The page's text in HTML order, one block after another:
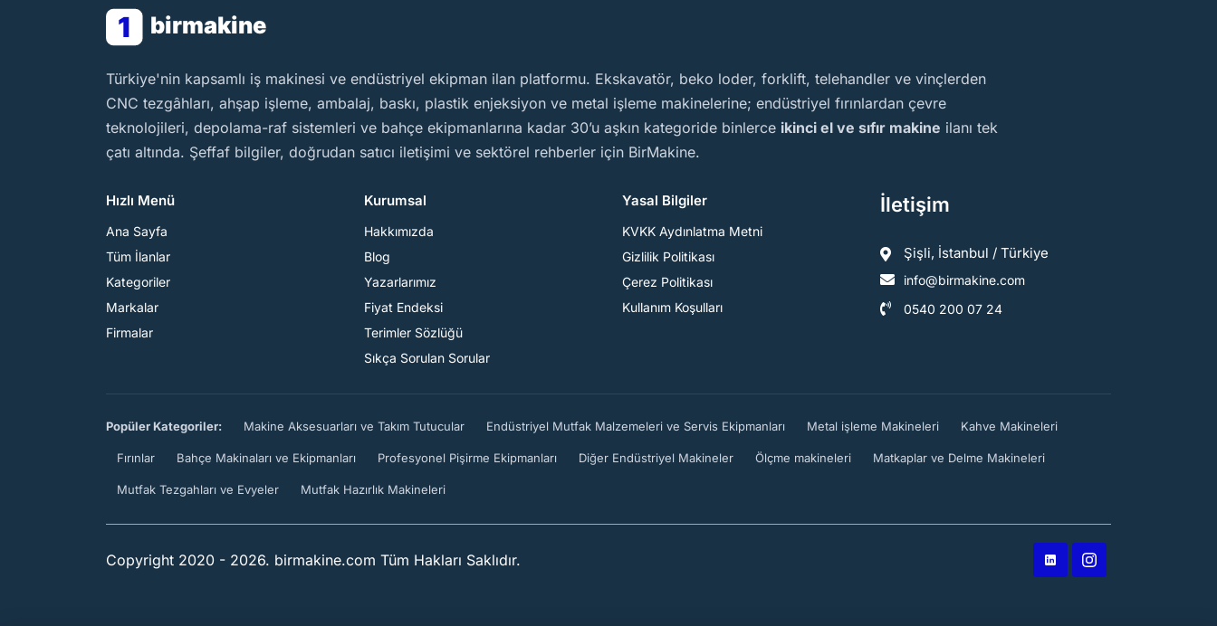
1 birmakine
BirMakine
Türkiye'nin kapsamlı iş makinesi ve endüstriyel ekipman ilan platformu. Ekskavatör, beko loder, forklift, telehandler ve vinçlerden
CNC tezgâhları, ahşap işleme, ambalaj, baskı, plastik enjeksiyon ve metal işleme makinelerine; endüstriyel fırınlardan çevre
teknolojileri, depolama-raf sistemleri ve bahçe ekipmanlarına kadar 30’u aşkın kategoride binlerce ikinci el ve sıfır makine ilanı tek
çatı altında. Şeffaf bilgiler, doğrudan satıcı iletişimi ve sektörel rehberler için BirMakine.
Hızlı Menü
Ana Sayfa
Tüm İlanlar
Kategoriler
Markalar
Firmalar
Kurumsal
Hakkımızda
Blog
Yazarlarımız
Fiyat Endeksi
Terimler Sözlüğü
Sıkça Sorulan Sorular
Yasal Bilgiler
KVKK Aydınlatma Metni
Gizlilik Politikası
Çerez Politikası
Kullanım Koşulları
İletişim
Şişli, İstanbul / Türkiye
info@birmakine.com
0540 200 07 24
Popüler Kategoriler: Makine Aksesuarları ve Takım Tutucular Endüstriyel Mutfak Malzemeleri ve Servis Ekipmanları Metal işleme Makineleri Kahve Makineleri
Fırınlar Bahçe Makinaları ve Ekipmanları Profesyonel Pişirme Ekipmanları Diğer Endüstriyel Makineler Ölçme makineleri Matkaplar ve Delme Makineleri
Mutfak Tezgahları ve Evyeler Mutfak Hazırlık Makineleri
Copyright 2020 - 2026. birmakine.com Tüm Hakları Saklıdır.